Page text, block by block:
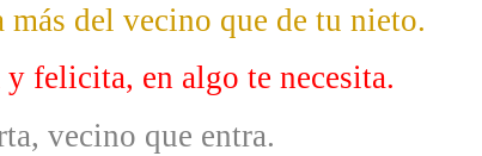
más del vecino que de tu nieto.
felicita, en algo te necesita.
vecino que entra.